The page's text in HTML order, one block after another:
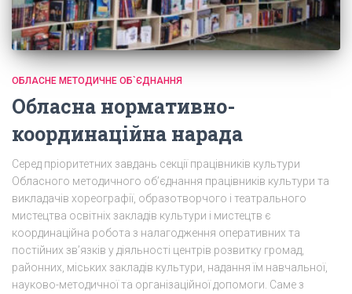
ОБЛАСНЕ МЕТОДИЧНЕ ОБ`ЄДНАННЯ
Обласна нормативно-
координаційна нарада
Серед пріоритетних завдань секції працівників культури
Обласного методичного об’єднання працівників культури та
викладачів хореографії, образотворчого і театрального
мистецтва освітніх закладів культури і мистецтв є
координаційна робота з налагодження оперативних та
постійних зв’язків у діяльності центрів розвитку громад,
районних, міських закладів культури, надання їм навчальної,
науково-методичної та організаційної допомоги. Саме з